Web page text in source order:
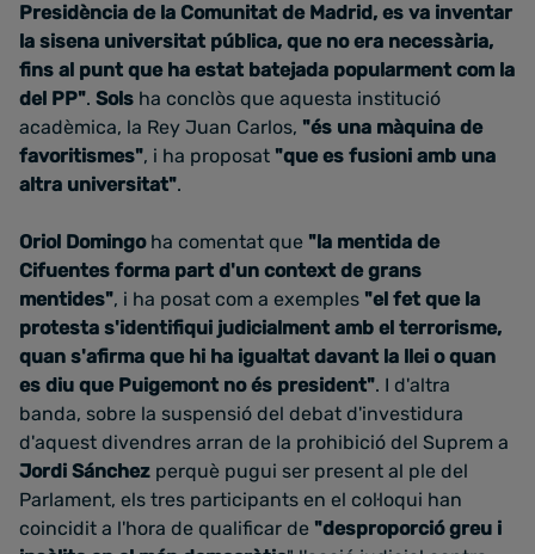
Presidència de la Comunitat de Madrid, es va inventar
la sisena universitat pública, que no era necessària,
fins al punt que ha estat batejada popularment com la
del PP". Sols ha conclòs que aquesta institució
acadèmica, la Rey Juan Carlos, "és una màquina de
favoritismes", i ha proposat "que es fusioni amb una
altra universitat".
Oriol Domingo ha comentat que "la mentida de
Cifuentes forma part d'un context de grans
mentides", i ha posat com a exemples "el fet que la
protesta s'identifiqui judicialment amb el terrorisme,
quan s'afirma que hi ha igualtat davant la llei o quan
es diu que Puigemont no és president". I d'altra
banda, sobre la suspensió del debat d'investidura
d'aquest divendres arran de la prohibició del Suprem a
Jordi Sánchez perquè pugui ser present al ple del
Parlament, els tres participants en el col·loqui han
coincidit a l'hora de qualificar de "desproporció greu i